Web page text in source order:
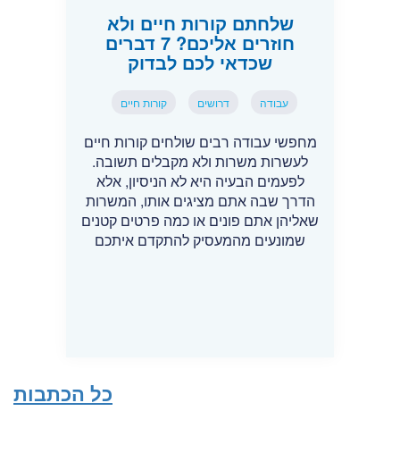
שלחתם קורות חיים ולא
חוזרים אליכם? 7 דברים
שכדאי לכם לבדוק
עבודה דרושים קורות חיים
מחפשי עבודה רבים שולחים קורות חיים
לעשרות משרות ולא מקבלים תשובה.
לפעמים הבעיה היא לא הניסיון, אלא
הדרך שבה אתם מציגים אותו, המשרות
שאליהן אתם פונים או כמה פרטים קטנים
שמונעים מהמעסיק להתקדם איתכם
כל הכתבות